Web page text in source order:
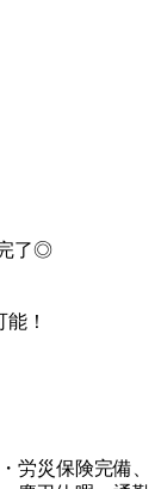
了◎
！
労災保険完備、